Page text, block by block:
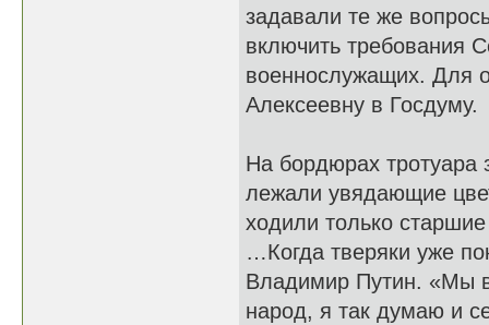
задавали те же
включить требования
военнослужащих. Для
Алексеевну в Госдуму.
На бордюрах тротуара
лежали увядающие
ходили только
…Когда тверяки уже
Владимир Путин. «Мы
народ, я так думаю и